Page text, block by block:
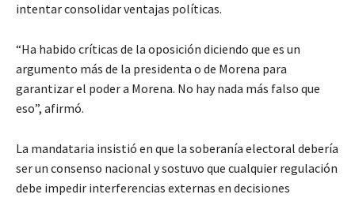
intentar consolidar ventajas políticas.
“Ha habido críticas de la oposición diciendo que es un
argumento más de la presidenta o de Morena para
garantizar el poder a Morena. No hay nada más falso que
eso”, afirmó.
La mandataria insistió en que la soberanía electoral debería
ser un consenso nacional y sostuvo que cualquier regulación
debe impedir interferencias externas en decisiones